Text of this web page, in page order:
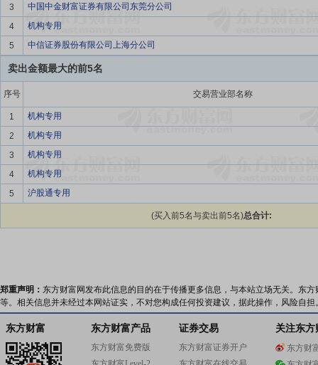
3
中国中金财富证券有限公司东莞分公司
4
机构专用
5
中信证券股份有限公司上海分公司
卖出金额最大的前5名
序号 交易营业部名称
1
机构专用
2
机构专用
3
机构专用
4
机构专用
5
沪股通专用
(买入前5名与卖出前5名)总合计:
郑重声明： 东方财富网发布此信息的目的在于传播更多信息，与本站立场无关。东
等。相关信息并未经过本网站证实，不对您构成任何投资建议，据此操作，风险自担